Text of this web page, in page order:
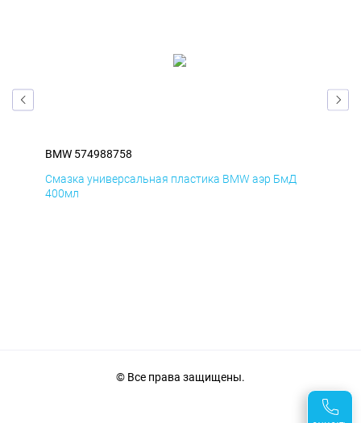
BMW 574988758
Смазка универсальная пластика BMW аэр БмД
400мл
© Все права защищены.